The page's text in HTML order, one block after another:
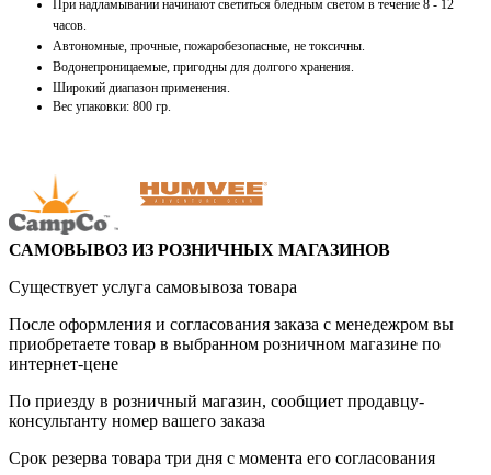
При надламывании начинают светиться бледным светом в течение 8 - 12
часов.
Автономные, прочные, пожаробезопасные, не токсичны.
Водонепроницаемые, пригодны для долгого хранения.
Широкий диапазон применения.
Вес упаковки: 800 гр.
САМОВЫВОЗ ИЗ РОЗНИЧНЫХ МАГАЗИНОВ
Существует услуга самовывоза товара
После оформления и согласования заказа с менедежром вы
приобретаете товар в выбранном розничном магазине по
интернет-цене
По приезду в розничный магазин, сообщиет продавцу-
консультанту номер вашего заказа
Срок резерва товара три дня с момента его согласования